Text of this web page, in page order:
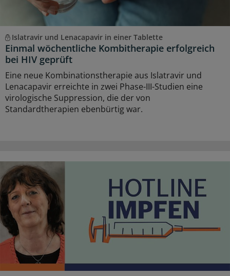
Islatravir und Lenacapavir in einer Tablette
Einmal wöchentliche Kombitherapie erfolgreich
bei HIV geprüft
Eine neue Kombinationstherapie aus Islatravir und
Lenacapavir erreichte in zwei Phase-III-Studien eine
virologische Suppression, die der von
Standardtherapien ebenbürtig war.